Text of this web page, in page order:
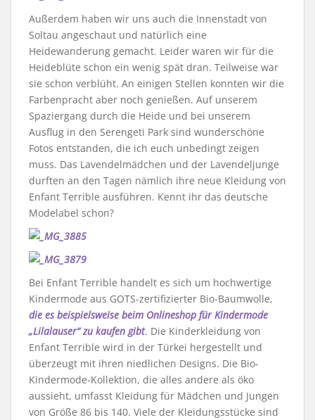
Außerdem haben wir uns auch die Innenstadt von
Soltau angeschaut und natürlich eine
Heidewanderung gemacht. Leider waren wir für die
Heideblüte schon ein wenig spät dran. Teilweise war
sie schon verblüht. An einigen Stellen konnten wir die
Farbenpracht aber noch genießen. Auf unserem
Spaziergang durch die Heide und bei unserem
Ausflug in den Serengeti Park sind wunderschöne
Fotos entstanden, die ich euch unbedingt zeigen
muss. Das Lavendelmädchen und der Lavendeljunge
durften an den Tagen nämlich ihre neue Kleidung von
Enfant Terrible ausführen. Kennt ihr das deutsche
Modelabel schon?
Bei Enfant Terrible handelt es sich um hochwertige
Kindermode aus GOTS-zertifizierter Bio-Baumwolle,
die es beispielsweise beim Onlineshop für Kindermode
„Lilalauser“ zu kaufen gibt. Die Kinderkleidung von
Enfant Terrible wird in der Türkei hergestellt und
überzeugt mit ihren niedlichen Designs. Die Bio-
Kindermode-Kollektion, die alles andere als öko
aussieht, umfasst Kleidung für Mädchen und Jungen
von Größe 86 bis 140. Viele der Kleidungsstücke sind